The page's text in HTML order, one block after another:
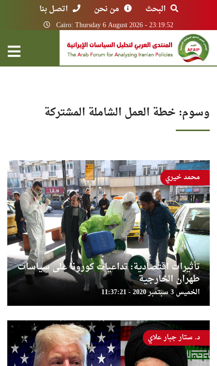
البحث من نحن اتصل بنا
Cairo: Thursday 6 August 2026 - 23:19:52
وسوم: خطة العمل الشاملة المشتركة
تأثيرات اقتصادية: تداعيات كورونا على سياسات
طهران الخارجية
الخميس 3 سبتمبر 2020 - 11:37:21
محمد خيري
د. ستار جبار علاي